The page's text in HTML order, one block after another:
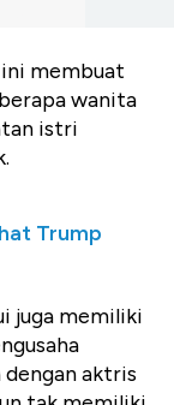
ini membuat
wanita
istri
Trump
juga memiliki
aktris